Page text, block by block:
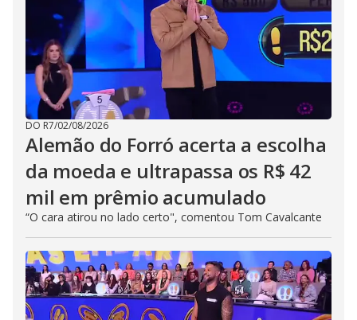
DO R7/02/08/2026
Alemão do Forró acerta a escolha
da moeda e ultrapassa os R$ 42
mil em prêmio acumulado
“O cara atirou no lado certo", comentou Tom Cavalcante